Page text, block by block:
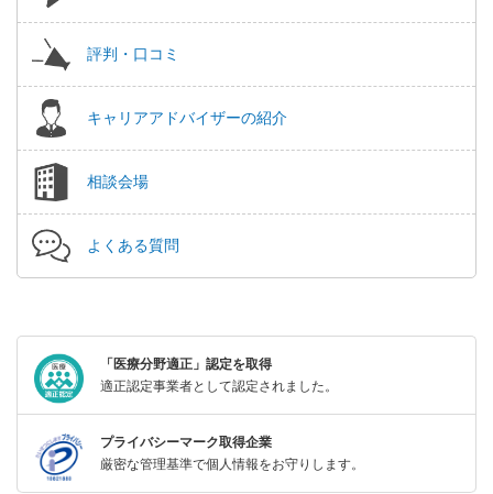
評判・口コミ
キャリアアドバイザーの紹介
相談会場
よくある質問
「医療分野適正」認定を取得
適正認定事業者として認定されました。
プライバシーマーク取得企業
厳密な管理基準で個人情報をお守りします。